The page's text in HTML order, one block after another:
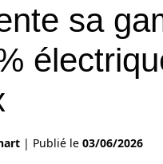
sa
| Publié le 03/06/2026